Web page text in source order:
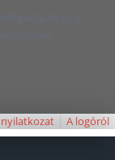
hogy a
nyilatkozat A logóról